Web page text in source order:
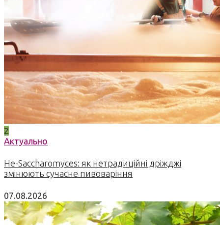
2
Актуально
Не-Saccharomyces: як нетрадиційні дріжджі
змінюють сучасне пивоваріння
07.08.2026